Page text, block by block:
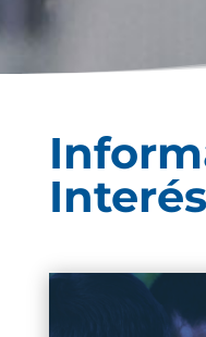
Interés